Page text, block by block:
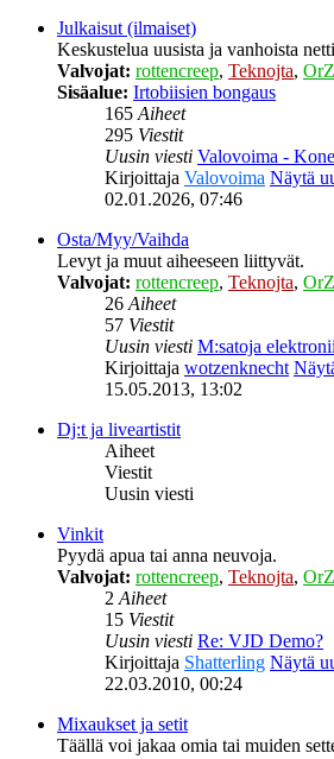
Julkaisut (ilmaiset)
Keskustelua uusista ja vanhoista
Valvojat: rottencreep, Teknojta,
Sisäalue: Irtobiisien bongaus
165Aiheet
295 Viestit
Uusin viesti Valovoima -
Kirjoittaja Valovoima Näytä
02.01.2026, 07:46
Osta/Myy/Vaihda
Levyt ja muut aiheeseen liittyvät.
Valvojat: rottencreep, Teknojta,
26Aiheet
57 Viestit
Uusin viesti M:satoja
Kirjoittaja wotzenknecht
15.05.2013, 13:02
Dj:t ja liveartistit
Aiheet
Viestit
Uusin viesti
Vinkit
Pyydä apua tai anna neuvoja.
Valvojat: rottencreep, Teknojta,
2Aiheet
15 Viestit
Uusin viesti Re: VJD Demo?
Kirjoittaja Shatterling Näytä
22.03.2010, 00:24
Mixaukset ja setit
Täällä voi jakaa omia tai muiden